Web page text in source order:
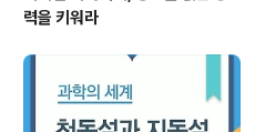
력을 키워라